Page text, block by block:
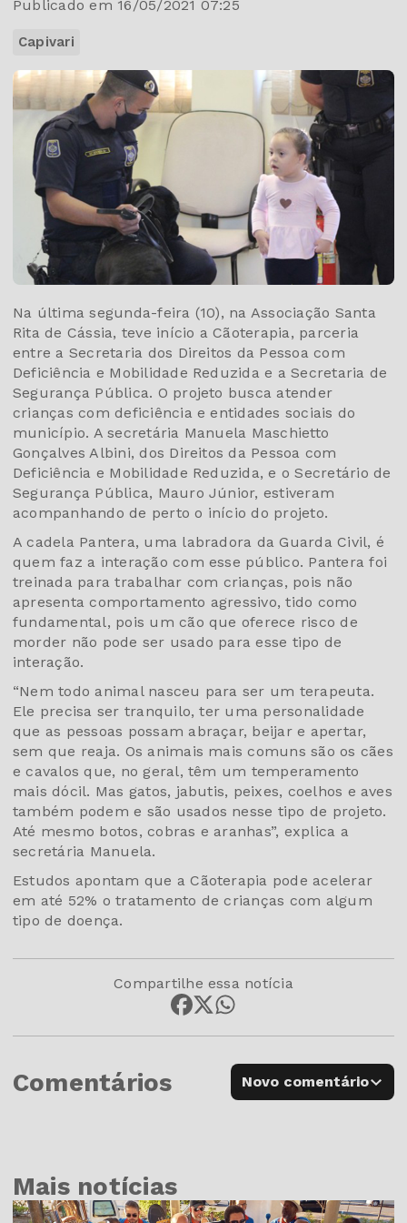
Publicado em 16/05/2021 07:25
Capivari
Na última segunda-feira (10), na Associação Santa
Rita de Cássia, teve início a Cãoterapia, parceria
entre a Secretaria dos Direitos da Pessoa com
Deficiência e Mobilidade Reduzida e a Secretaria de
Segurança Pública. O projeto busca atender
crianças com deficiência e entidades sociais do
município. A secretária Manuela Maschietto
Gonçalves Albini, dos Direitos da Pessoa com
Deficiência e Mobilidade Reduzida, e o Secretário de
Segurança Pública, Mauro Júnior, estiveram
acompanhando de perto o início do projeto.
A cadela Pantera, uma labradora da Guarda Civil, é
quem faz a interação com esse público. Pantera foi
treinada para trabalhar com crianças, pois não
apresenta comportamento agressivo, tido como
fundamental, pois um cão que oferece risco de
morder não pode ser usado para esse tipo de
interação.
“Nem todo animal nasceu para ser um terapeuta.
Ele precisa ser tranquilo, ter uma personalidade
que as pessoas possam abraçar, beijar e apertar,
sem que reaja. Os animais mais comuns são os cães
e cavalos que, no geral, têm um temperamento
mais dócil. Mas gatos, jabutis, peixes, coelhos e aves
também podem e são usados nesse tipo de projeto.
Até mesmo botos, cobras e aranhas”, explica a
secretária Manuela.
Estudos apontam que a Cãoterapia pode acelerar
em até 52% o tratamento de crianças com algum
tipo de doença.
Compartilhe essa notícia
Comentários Novo comentário
Mais notícias